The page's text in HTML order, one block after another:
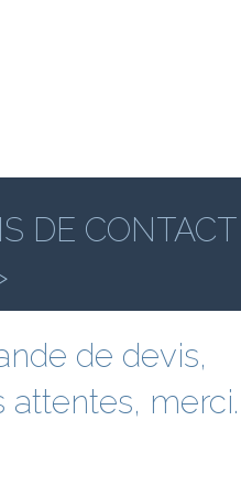
DE CONTACT
de devis,
merci.